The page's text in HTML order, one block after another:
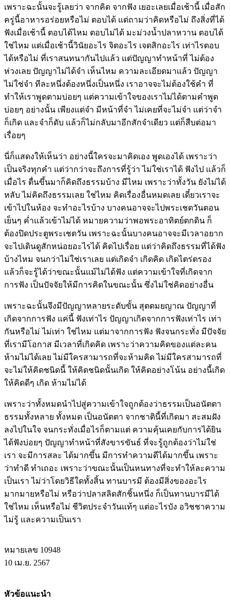
เพราะฉะนั้นจะรู้เลยว่า จากคิด จากฟัง เยอะเลยเมื่อเช้านี้ เมื่อสัก
ครู่นี้อาหารอร่อยหรือไม่ ตอบได้ แต่ถามว่าคิดหรือไม่ ถึงสิ่งที่ได้
ฟังเมื่อเช้านี้ ตอบได้ไหม ตอบไม่ได้ มะม่วงน้ำปลาหวาน ตอบได้
ใช่ไหม แต่เมื่อเช้านี้วินัยอะไร จิตอะไร เจตสิกอะไร เท่าไรตอบ
ได้หรือไม่ ที่เราสนทนากันไปแล้ว แต่ปัญญาทำหน้าที่ ไม่ต้อง
ห่วงเลย ปัญญาไม่ได้จำ เห็นไหม ความละเอียดมาแล้ว ปัญญา
ไม่ใช่จำ ทีละหนึ่งต้องหนึ่งเป็นหนึ่ง เราอาจจะไม่ต้องใช้คำ ที่
ทำให้เราพูดตามบ่อยๆ แต่ความเข้าใจของเราไม่ได้ตามคำพูด
บ่อยๆ อย่างนั้น เพียงแต่จำ มีหน้าที่จำ ไม่เคยที่จะไม่จำ แต่ว่าจำ
ก็เกิด และจำก็ดับ แล้วก็ไม่กลับมาอีกสักจำเดียว แต่ก็สืบต่อมา
เรื่อยๆ
นี่ก็แสดงให้เห็นว่า อย่างนี้ใครจะมาคิดเอง พูดเองได้ เพราะว่า
เป็นจริงทุกคำ แต่ว่ากว่าจะถึงการที่รู้ว่า ไม่ใช่เราได้ ฟังไป แล้วก็
เมื่อไร ตื่นขึ้นมาก็คิดถึงธรรมบ้าง มีไหม เพราะว่าทั้งวัน ยังไม่ได้
หลับ ไม่คิดถึงธรรมเลย ใช่ไหม คิดเรื่องอื่นหมดเลย เดี๋ยวเราจะ
เข้าไปในห้อง จะทำอะไรบ้าง บางคนอาจจะไปพระเชตวันตอน
เย็นๆ ค่ำแล้วเข้าไม่ได้ หมายความว่าพอพระอาทิตย์ตกดิน ก็
ต้องปิดประตูพระเชตวัน เพราะฉะนั้นบางคนอาจจะมีเวลาอยาก
จะไปเดินดูสักหน่อยอะไรได้ คิดไปเรื่อย แต่ว่าคิดถึงธรรมที่ได้ฟัง
บ้างไหม จนกว่าไม่ใช่เราเลย แต่เกิดจำ เกิดคิด เกิดไตร่ตรอง
แล้วก็จะรู้ได้ว่าขณะนั้นแม้ไม่ได้ฟัง แต่ความเข้าใจที่เกิดจาก
การฟัง เป็นปัจจัยให้มีการคิดในขณะนั้น ซึ่งไม่ใช่คิดอย่างอื่น
เพราะฉะนั้นจึงมีปัญญาหลายระดับขั้น สุตตมยญาณ ปัญญาที่
เกิดจากการฟัง แค่นี้ ฟังเท่าไร ปัญญาเกิดจากการฟังเท่าไร เท่า
กันหรือไม่ ไม่เท่า ใช่ไหม แต่มาจากการฟัง ฟังจนกระทั่ง มีปัจจัย
ที่เรามีโอกาส มีเวลาที่เกิดคิด เพราะว่าความคิดของแต่ละคน
ห้ามไม่ได้เลย ไม่มีใครสามารถที่จะห้ามคิด ไม่มีใครสามารถที่
จะไม่ให้คิดชนิดนี้ ให้คิดชนิดนั้นเกิด ให้คิดอย่างโน้น อย่างนี้เกิด
ให้คิดดีๆ เกิด ห้ามไม่ได้
เพราะว่าทั้งหมดนำไปสู่ความเข้าใจถูกต้องว่าธรรมเป็นอนัตตา
ธรรมทั้งหลาย ทั้งหมด เป็นอนัตตา จากชาตินี้ที่เกิดมา สะสมฝัง
ลงไปในใจ จนกระทั่งเมื่อไรก็ตามแต่ ความคุ้นเคยกับการได้ยิน
ได้ฟังบ่อยๆ ปัญญาทำหน้าที่สังขารขันธ์ ที่จะรู้ถูกต้องว่าไม่ใช่
เรา จะมีการสละ ได้มากขึ้น มีการทำความดีได้มากขึ้น เพราะ
ว่าทำดี ทำเถอะ เพราะว่าขณะนั้นเป็นหนทางที่จะทำให้ละความ
เป็นเรา ไม่ว่าโดยวิธีใดทั้งสิ้น ทานบารมี ต้องมีสิ่งของอะไร
มากมายหรือไม่ หรือว่าปลาสลิดสักชิ้นหนึ่ง ก็เป็นทานบารมีได้
ใช่ไหม เห็นหรือไม่ ชีวิตประจำวันแท้ๆ แต่อะไรบัง อวิชชาความ
ไม่รู้ และความเป็นเรา
หมายเลข 10948
10 เม.ย. 2567
หัวข้อแนะนำ